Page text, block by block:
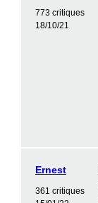
773 critiques
18/10/21
Ernest
361 critiques